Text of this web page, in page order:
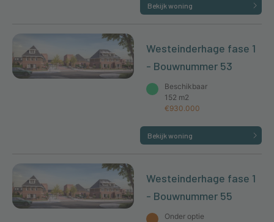
Bekijk woning
Westeinderhage fase 1
- Bouwnummer 53
Beschikbaar
152 m2
€930.000
Bekijk woning
Westeinderhage fase 1
- Bouwnummer 55
Onder optie